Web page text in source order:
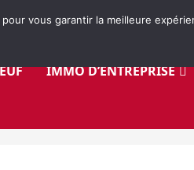
IMMO D’ENTREPRISE
vous garantir la meilleure